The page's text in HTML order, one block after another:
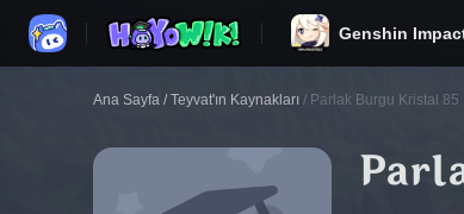
Genshin
Ana Sayfa / Teyvat'ın Kaynakları / Parlak Burgu Kristal 85